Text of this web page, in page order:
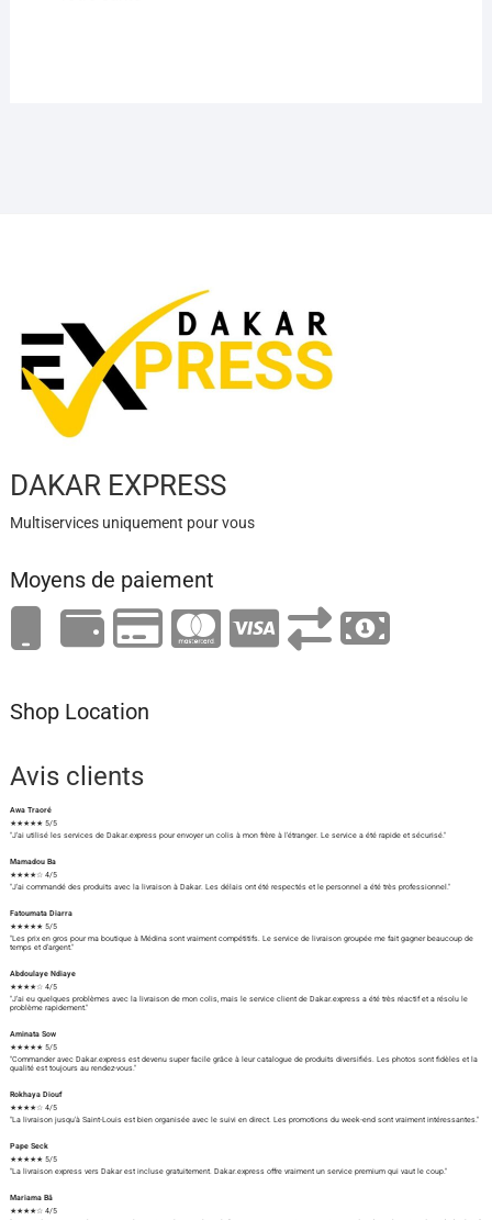
DAKAR EXPRESS
Multiservices uniquement pour vous
Moyens de paiement
Shop Location
Avis clients
Awa Traoré
★★★★★ 5/5
"J'ai utilisé les services de Dakar.express pour envoyer un colis à mon frère à l'étranger. Le service a été rapide et sécurisé."
Mamadou Ba
★★★★☆ 4/5
"J'ai commandé des produits avec la livraison à Dakar. Les délais ont été respectés et le personnel a été très professionnel."
Fatoumata Diarra
★★★★★ 5/5
"Les prix en gros pour ma boutique à Médina sont vraiment compétitifs. Le service de livraison groupée me fait gagner beaucoup de
temps et d'argent."
Abdoulaye Ndiaye
★★★★☆ 4/5
"J'ai eu quelques problèmes avec la livraison de mon colis, mais le service client de Dakar.express a été très réactif et a résolu le
problème rapidement."
Aminata Sow
★★★★★ 5/5
"Commander avec Dakar.express est devenu super facile grâce à leur catalogue de produits diversifiés. Les photos sont fidèles et la
qualité est toujours au rendez-vous."
Rokhaya Diouf
★★★★☆ 4/5
"La livraison jusqu'à Saint-Louis est bien organisée avec le suivi en direct. Les promotions du week-end sont vraiment intéressantes."
Pape Seck
★★★★★ 5/5
"La livraison express vers Dakar est incluse gratuitement. Dakar.express offre vraiment un service premium qui vaut le coup."
Mariama Bâ
★★★★☆ 4/5